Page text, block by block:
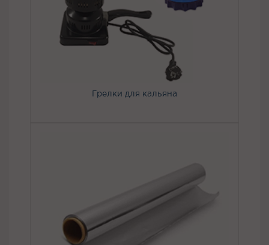
Грелки для кальяна